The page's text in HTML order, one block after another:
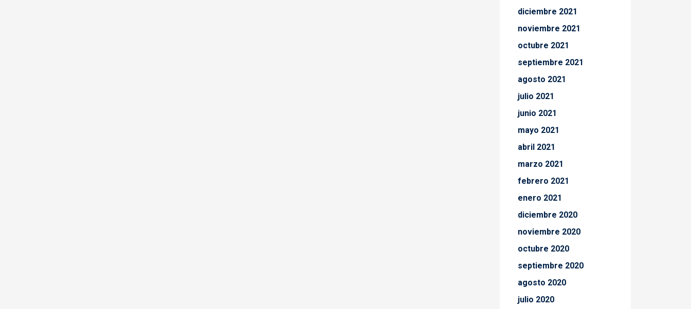
diciembre 2021
noviembre 2021
octubre 2021
septiembre 2021
agosto 2021
julio 2021
junio 2021
mayo 2021
abril 2021
marzo 2021
febrero 2021
enero 2021
diciembre 2020
noviembre 2020
octubre 2020
septiembre 2020
agosto 2020
julio 2020